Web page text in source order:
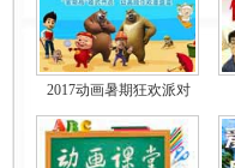
2017动画暑期狂欢派对